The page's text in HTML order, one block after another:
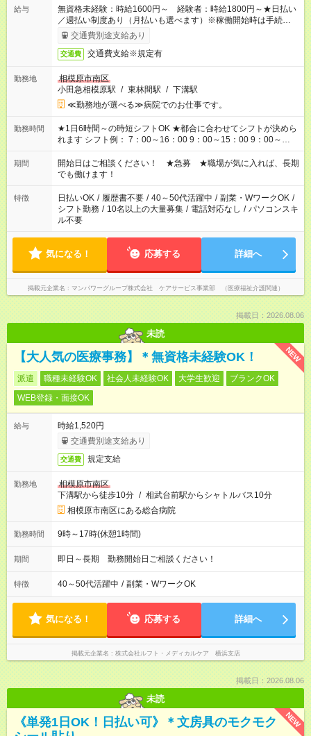
給与
無資格未経験：時給1600円～ 経験者：時給1800円～★日払い
／週払い制度あり（月払いも選べます）※稼働開始時は手続き完
了次第のお支払いとなります。
交通費別途支給あり
交通費 交通費支給※規定有
勤務地
相模原市南区
小田急相模原駅 / 東林間駅 / 下溝駅
≪勤務地が選べる≫病院でのお仕事です。
勤務時間
★1日6時間～の時短シフトOK ★都合に合わせてシフトが決めら
れます シフト例： 7：00～16：00 9：00～15：00 9：00～
18：00 11：00～20：00 など ※Wワークの場合、他のお仕事と
合わせ週40時間超の就業はご案内できません ※法令に基づき、
週20時間以上勤務は社会保険への加入対象となります ※労働者
派遣法（日雇い派遣の原則禁止）により、短時間・短期間の就
業はご案内が難しい場合があります
期間
開始日はご相談ください！ ★急募 ★職場が気に入れば、長期
でも働けます！
特徴 日払いOK / 履歴書不要 / 40～50代活躍中 / 副業・WワークOK /
シフト勤務 / 10名以上の大量募集 / 電話対応なし / パソコンスキ
ル不要
気になる！ 応募する 詳細へ
掲載元企業名 マンパワーグループ株式会社 ケアサービス事業部 （医療福祉介護関連）
掲載日：2026.08.06
未読
NEW
【大人気の医療事務】＊無資格未経験OK！
派遣 職種未経験OK 社会人未経験OK 大学生歓迎
ブランクOK
WEB登録・面接OK
給与
時給1,520円
交通費別途支給あり
交通費 規定支給
勤務地
相模原市南区
下溝駅から徒歩10分 / 相武台前駅からシャトルバス10分
相模原市南区にある総合病院
勤務時間 9時～17時(休憩1時間)
期間 即日～長期 勤務開始日ご相談ください！
特徴 40～50代活躍中 / 副業・WワークOK
気になる！ 応募する 詳細へ
掲載元企業名 株式会社ルフト・メディカルケア 横浜支店
掲載日：2026.08.06
未読
NEW
《単発1日OK！日払い可》＊文房具のモクモク